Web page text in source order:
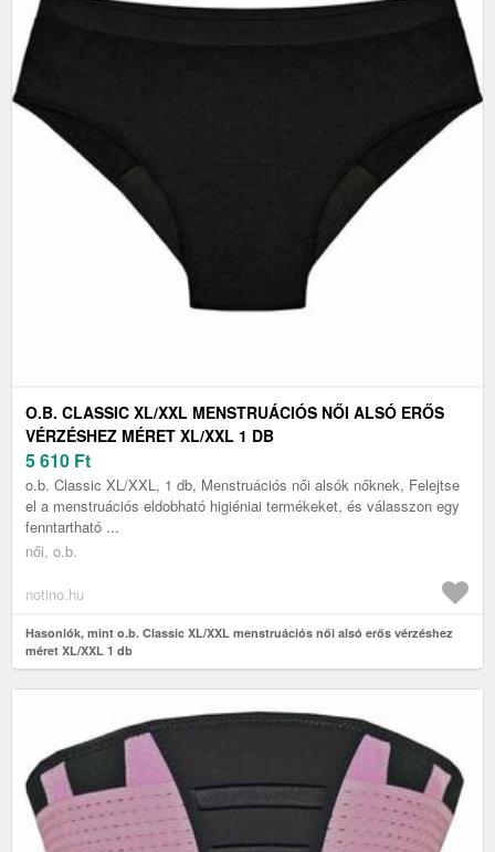
O.B. CLASSIC XL/XXL MENSTRUÁCIÓS NŐI ALSÓ ERŐS
VÉRZÉSHEZ MÉRET XL/XXL 1 DB
5 610 Ft
o.b. Classic XL/XXL, 1 db, Menstruációs női alsók nőknek, Felejtse
el a menstruációs eldobható higiéniai termékeket, és válasszon egy
fenntartható ...
női, o.b.
notino.hu
Hasonlók, mint o.b. Classic XL/XXL menstruációs női alsó erős vérzéshez
méret XL/XXL 1 db